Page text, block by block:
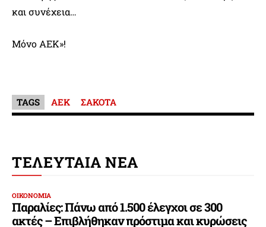
και συνέχεια…
Μόνο ΑΕΚ»!
TAGS ΑΕΚ ΣΑΚΟΤΑ
ΤΕΛΕΥΤΑΙΑ ΝΕΑ
ΟΙΚΟΝΟΜΙΑ
Παραλίες: Πάνω από 1.500 έλεγχοι σε 300
ακτές – Επιβλήθηκαν πρόστιμα και κυρώσεις